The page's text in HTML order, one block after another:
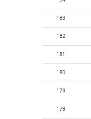
183
182
181
180
179
178